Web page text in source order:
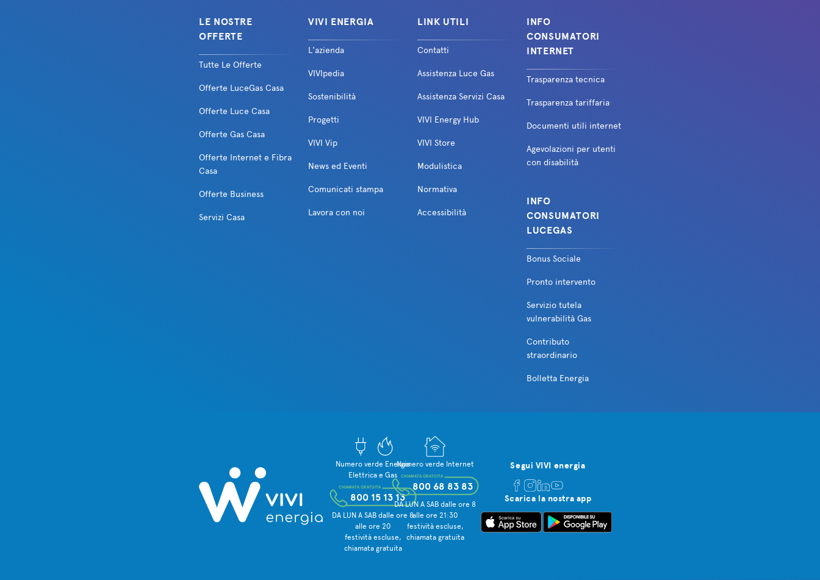
LE NOSTRE
OFFERTE
Tutte Le Offerte
Offerte LuceGas Casa
Offerte Luce Casa
Offerte Gas Casa
Offerte Internet e Fibra
Casa
Offerte Business
Servizi Casa
VIVI ENERGIA
L'azienda
VIVIpedia
Sostenibilità
Progetti
VIVI Vip
News ed Eventi
Comunicati stampa
Lavora con noi
LINK UTILI
Contatti
Assistenza Luce Gas
Assistenza Servizi Casa
VIVI Energy Hub
VIVI Store
Modulistica
Normativa
Accessibilità
INFO
CONSUMATORI
INTERNET
Trasparenza tecnica
Trasparenza tariffaria
Documenti utili internet
Agevolazioni per utenti
con disabilità
INFO
CONSUMATORI
LUCEGAS
Bonus Sociale
Pronto intervento
Servizio tutela
vulnerabilità Gas
Contributo
straordinario
Bolletta Energia
Numero verde Energia
Elettrica e Gas
800 15 13 13
CHIAMATA GRATUITA
DA LUN A SAB dalle ore 8
alle ore 20
festività escluse,
chiamata gratuita
Numero verde Internet
800 68 83 83
CHIAMATA GRATUITA
DA LUN A SAB dalle ore 8
alle ore 21:30
festività escluse,
chiamata gratuita
Segui VIVI energia
Scarica la nostra app